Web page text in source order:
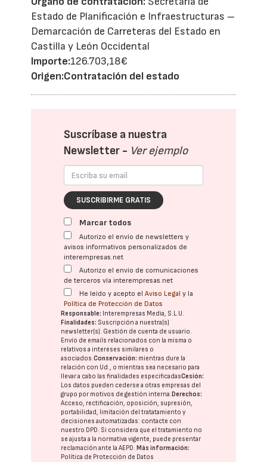
Estado de Planificación e Infraestructuras –
Demarcación de Carreteras del Estado en
Castilla y León Occidental
Importe:126.703,18€
Origen:Contratación del estado
Suscríbase a nuestra
Newsletter - Ver ejemplo
SUSCRIBIRME GRATIS
Marcar todos
Autorizo el envío de newsletters y
avisos informativos personalizados de
interempresas.net
Autorizo el envío de comunicaciones
de terceros vía interempresas.net
He leído y acepto elAviso Legal y la
Política de Protección de Datos
Responsable: Interempresas Media, S.L.U.
Finalidades: Suscripción a nuestra(s)
newsletter(s). Gestión de cuenta de usuario.
Envío de emails relacionados con la misma o
relativos a intereses similares o
asociados.Conservación: mientras dure la
relación con Ud., o mientras sea necesario para
llevar a cabo las finalidades especificadasCesión:
Los datos pueden cederse a otras empresas del
grupo por motivos de gestión interna. Derechos:
Acceso, rectificación, oposición, supresión,
portabilidad, limitación del tratatamiento y
decisiones automatizadas: contacte con
nuestro DPD. Si considera que el tratamiento no
se ajusta a la normativa vigente, puede presentar
reclamación ante laAEPD. Más información:
Política de Protección de Datos